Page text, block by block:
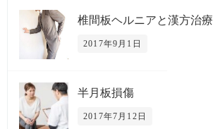
椎間板ヘルニアと漢方治療
2017年9月1日
半月板損傷
2017年7月12日